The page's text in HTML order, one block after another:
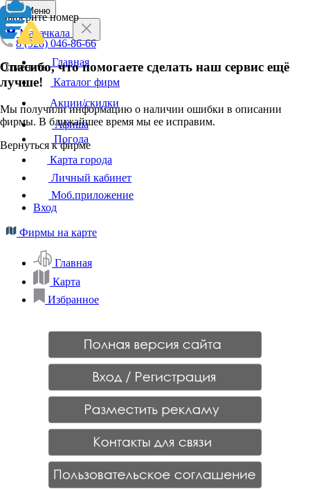
Выберите номер
8 (928) 046-86-66
Отменить
Спасибо, что помогаете сделать наш сервис ещё
лучше!
Мы получили информацию о наличии ошибки в описании
фирмы. В ближайшее время мы ее исправим.
Вернуться к фирме
Меню
Махачкала
Главная
Каталог фирм
Акции/скидки
Афиша
Погода
Карта города
Личный кабинет
Моб.приложение
Вход
Фирмы на карте
Главная
Карта
Избранное